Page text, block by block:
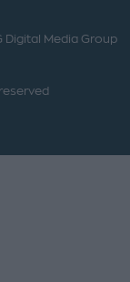
Digital Media Group